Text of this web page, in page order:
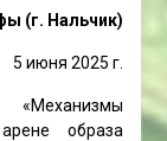
(г. Нальчик)
5 июня 2025 г.
«Механизмы
образа